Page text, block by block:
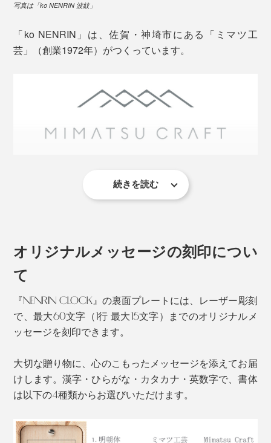
じみのミマツ工芸が、地元・佐賀で採れた樹齢30～50
杉の木は、年輪の真ん中周辺（芯材）は赤く、周り（辺
材）は白い特徴があります。
杉本来の色合いである、赤い芯材と白い辺材のグラデー
ションを、職人たちが、巧みに組み上げた模様は、なん
とも美しい。
写真は「ko NENRIN 波紋」
「ko NENRIN」は、佐賀・神埼市にある「ミマツ工
芸」（創業1972年）がつくっています。
ミマツ工芸の2代目社長、實松英樹（さねまつ・ひで
思いを抱えていました。
続きを読む
オリジナルメッセージの刻印につい
て
『NENRIN CLOCK』の裏面プレートには、レーザー彫刻
で、最大60文字（1行 最大15文字）までのオリジナルメ
ッセージを刻印できます。
大切な贈り物に、心のこもったメッセージを添えてお届
けします。漢字・ひらがな・カタカナ・英数字で、書体
は以下の4種類からお選びいただけます。